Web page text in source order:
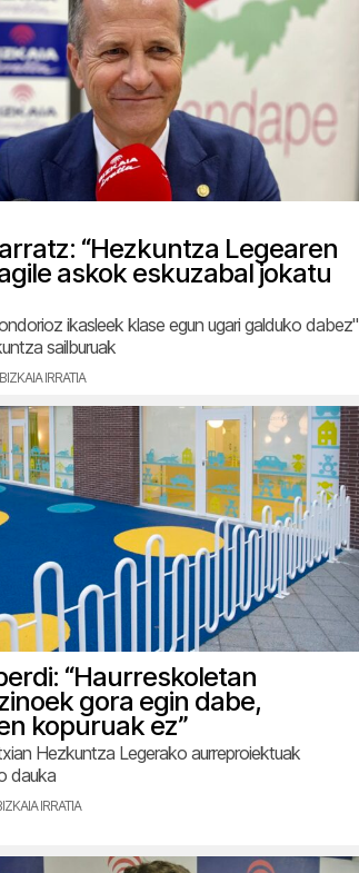
“Hezkuntza Legearen
askok eskuzabal jokatu
ikasleek klase egun ugari galduko dabez"
sailburuak
IRRATIA
“Haurreskoletan
gora egin dabe,
kopuruak ez”
Hezkuntza Legerako aurreproiektuak
dauka
IRRATIA